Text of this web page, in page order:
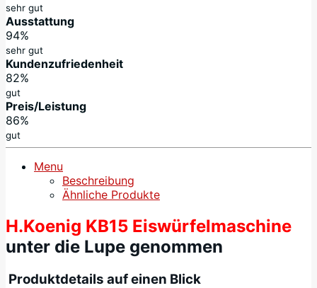
sehr gut
Ausstattung
94%
sehr gut
Kundenzufriedenheit
82%
gut
Preis/Leistung
86%
gut
Menu
Beschreibung
Ähnliche Produkte
H.Koenig KB15 Eiswürfelmaschine
unter die Lupe genommen
Produktdetails auf einen Blick